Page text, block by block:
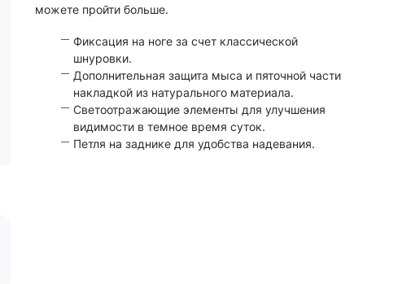
можете пройти больше.
Фиксация на ноге за счет классической
шнуровки.
Дополнительная защита мыса и пяточной части
накладкой из натурального материала.
Светоотражающие элементы для улучшения
видимости в темное время суток.
Петля на заднике для удобства надевания.